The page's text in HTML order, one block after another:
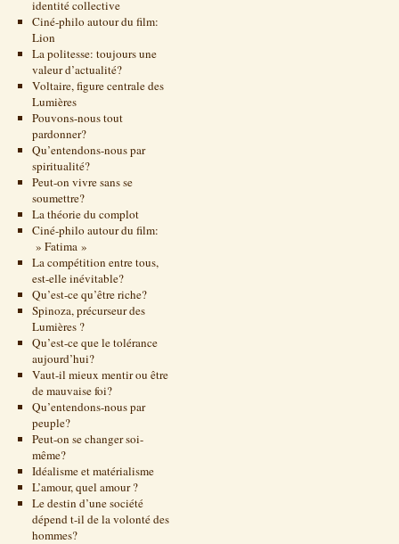
identité collective
Ciné-philo autour du film:
Lion
La politesse: toujours une
valeur d’actualité?
Voltaire, figure centrale des
Lumières
Pouvons-nous tout
pardonner?
Qu’entendons-nous par
spiritualité?
Peut-on vivre sans se
soumettre?
La théorie du complot
Ciné-philo autour du film:
» Fatima »
La compétition entre tous,
est-elle inévitable?
Qu’est-ce qu’être riche?
Spinoza, précurseur des
Lumières ?
Qu’est-ce que le tolérance
aujourd’hui?
Vaut-il mieux mentir ou être
de mauvaise foi?
Qu’entendons-nous par
peuple?
Peut-on se changer soi-
même?
Idéalisme et matérialisme
L’amour, quel amour ?
Le destin d’une société
dépend t-il de la volonté des
hommes?